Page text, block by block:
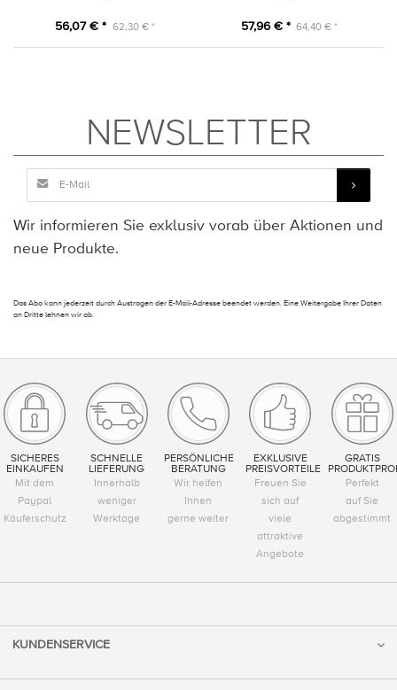
56,07 € * 62,30 € * 57,96 € * 64,40 € *
NEWSLETTER
Wir informieren Sie exklusiv vorab über Aktionen und
neue Produkte.
Das Abo kann jederzeit durch Austragen der E-Mail-Adresse beendet werden. Eine Weitergabe Ihrer Daten
an Dritte lehnen wir ab.
SICHERES
EINKAUFEN
Mit dem
Paypal
Käuferschutz
SCHNELLE
LIEFERUNG
Innerhalb
weniger
Werktage
PERSÖNLICHE
BERATUNG
Wir helfen
Ihnen
gerne weiter
EXKLUSIVE
PREISVORTEILE
Freuen Sie
sich auf
viele
attraktive
Angebote
GRATIS
Perfekt
auf Sie
abgestimmt
KUNDENSERVICE